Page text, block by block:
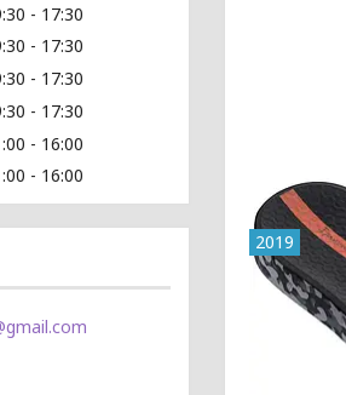
2019
17:30
17:30
17:30
17:30
16:00
16:00